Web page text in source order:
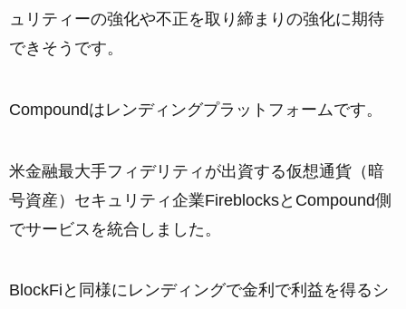
ュリティーの強化や不正を取り締まりの強化に期待
できそうです。
Compoundはレンディングプラットフォームです。
米金融最大手フィデリティが出資する仮想通貨（暗
号資産）セキュリティ企業FireblocksとCompound側
でサービスを統合しました。
BlockFiと同様にレンディングで金利で利益を得るシ